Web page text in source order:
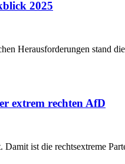
2025
Herausforderungen stand
extrem rechten AfD
ist die rechtsextreme